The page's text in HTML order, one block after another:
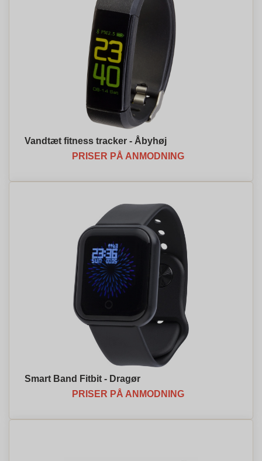
Vandtæt fitness tracker - Åbyhøj
PRISER PÅ ANMODNING
Smart Band Fitbit - Dragør
PRISER PÅ ANMODNING